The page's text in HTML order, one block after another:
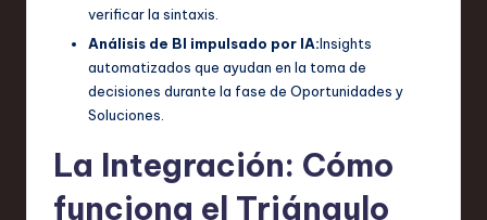
verificar la sintaxis.
Análisis de BI impulsado por IA:Insights
automatizados que ayudan en la toma de
decisiones durante la fase de Oportunidades y
Soluciones.
La Integración: Cómo
funciona el Triángulo